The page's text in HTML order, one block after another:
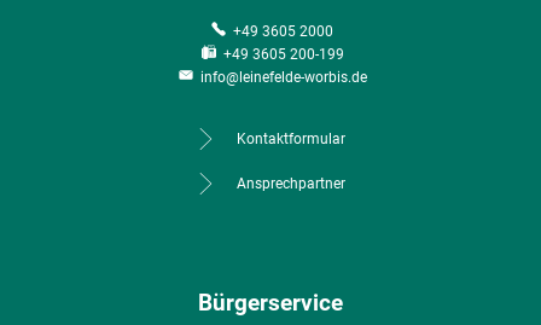
+49 3605 2000
+49 3605 200-199
info@leinefelde-worbis.de
Kontaktformular
Ansprechpartner
Bürgerservice